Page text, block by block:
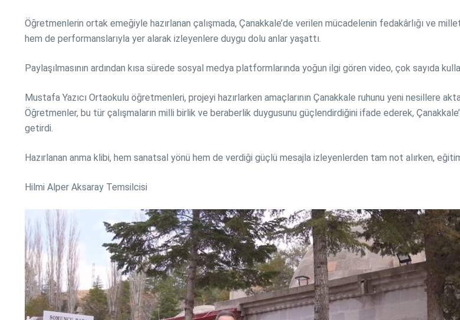
Öğretmenlerin ortak emeğiyle hazırlanan çalışmada, Çanakkale’de verilen mücadelenin fedakârlığı ve
hem de performanslarıyla yer alarak izleyenlere duygu dolu anlar yaşattı.
Paylaşılmasının ardından kısa sürede sosyal medya platformlarında yoğun ilgi gören video, çok sayıda
Mustafa Yazıcı Ortaokulu öğretmenleri, projeyi hazırlarken amaçlarının Çanakkale ruhunu yeni nesillere
Öğretmenler, bu tür çalışmaların milli birlik ve beraberlik duygusunu güçlendirdiğini ifade ederek,
getirdi.
Hazırlanan anma klibi, hem sanatsal yönü hem de verdiği güçlü mesajla izleyenlerden tam not alırken,
Hilmi Alper Aksaray Temsilcisi